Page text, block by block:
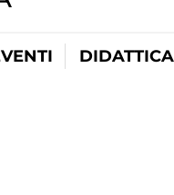
DIDATTICA